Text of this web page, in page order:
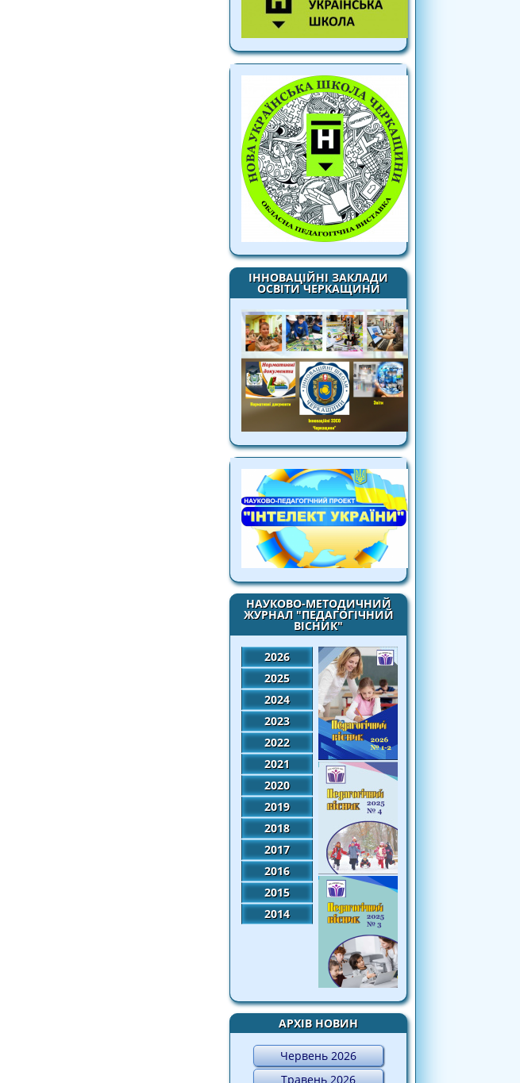
ІННОВАЦІЙНІ ЗАКЛАДИ
ОСВІТИ ЧЕРКАЩИНИ
НАУКОВО-МЕТОДИЧНИЙ
ЖУРНАЛ "ПЕДАГОГІЧНИЙ
ВІСНИК"
2026
2025
2024
2023
2022
2021
2020
2019
2018
2017
2016
2015
2014
АРХІВ НОВИН
Червень 2026
Травень 2026